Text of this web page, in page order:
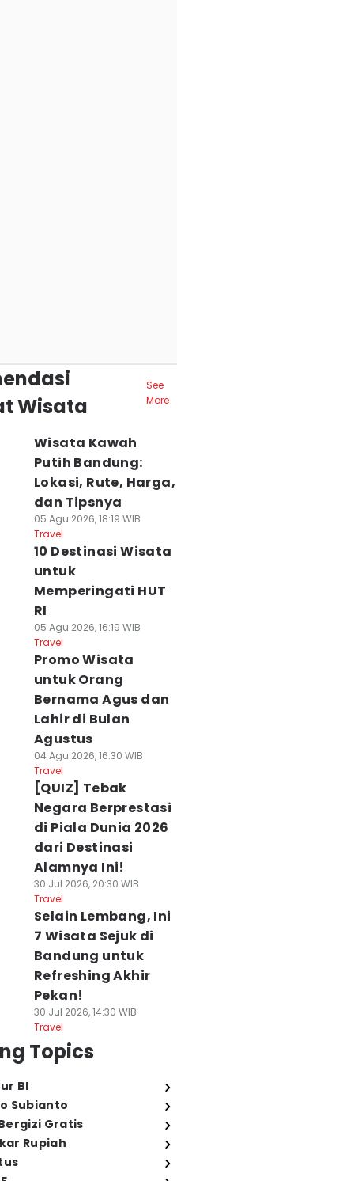
Wisata
See
More
Wisata Kawah
Putih Bandung:
Lokasi, Rute, Harga,
dan Tipsnya
05 Agu 2026, 18:19 WIB
Travel
10 Destinasi Wisata
untuk
Memperingati HUT
RI
05 Agu 2026, 16:19 WIB
Travel
Promo Wisata
untuk Orang
Bernama Agus dan
Lahir di Bulan
Agustus
04 Agu 2026, 16:30 WIB
Travel
[QUIZ] Tebak
Negara Berprestasi
di Piala Dunia 2026
dari Destinasi
Alamnya Ini!
30 Jul 2026, 20:30 WIB
Travel
Selain Lembang, Ini
7 Wisata Sejuk di
Bandung untuk
Refreshing Akhir
Pekan!
30 Jul 2026, 14:30 WIB
Travel
Topics
BI
Subianto
Gratis
Rupiah